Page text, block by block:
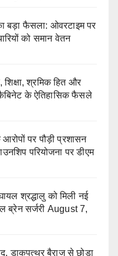
बड़ा फैसला: ओवरटाइम पर
को समान वेतन
श्रमिक हित और
के ऐतिहासिक फैसले
पर पौड़ी प्रशासन
परियोजना पर डीएम
श्रद्धालु को मिली नई
ब्रेन सर्जरी August 7,
डाकपत्थर बैराज से छोड़ा